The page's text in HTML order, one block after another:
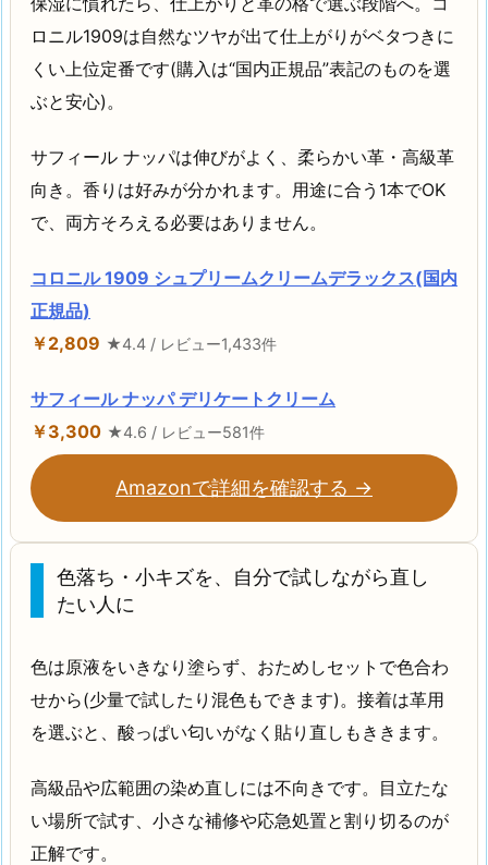
ロニル1909は自然なツヤが出て仕上がりがベタつきに
くい上位定番です(購入は“国内正規品”表記のものを選
ぶと安心)。
サフィール ナッパは伸びがよく、柔らかい革・高級革
向き。香りは好みが分かれます。用途に合う1本でOK
で、両方そろえる必要はありません。
コロニル 1909 シュプリームクリームデラックス(国内
正規品)
￥2,809 ★4.4 / レビュー1,433件
サフィール ナッパ デリケートクリーム
￥3,300 ★4.6 / レビュー581件
Amazonで詳細を確認する →
色落ち・小キズを、自分で試しながら直し
たい人に
色は原液をいきなり塗らず、おためしセットで色合わ
せから(少量で試したり混色もできます)。接着は革用
を選ぶと、酸っぱい匂いがなく貼り直しもききます。
高級品や広範囲の染め直しには不向きです。目立たな
い場所で試す、小さな補修や応急処置と割り切るのが
正解です。